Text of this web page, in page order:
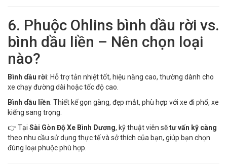
6. Phuộc Ohlins bình dầu rời vs.
bình dầu liền – Nên chọn loại
nào?
Bình dầu rời: Hỗ trợ tản nhiệt tốt, hiệu năng cao, thường dành cho
xe chạy đường dài hoặc tốc độ cao.
Bình dầu liền: Thiết kế gọn gàng, đẹp mắt, phù hợp với xe đi phố, xe
kiểng sang trọng.
👉 Tại Sài Gòn Độ Xe Bình Dương, kỹ thuật viên sẽtư vấn kỹ càng
theo nhu cầu sử dụng thực tế và sở thích của bạn, giúp bạn chọn
đúng loại phuộc phù hợp.